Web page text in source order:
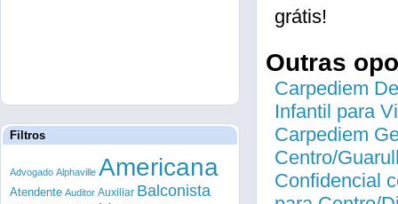
grátis!
Outras
Carpediem
Infantil para
Carpediem
Centro/
Confidencial
Filtros
Advogado Alphaville Americana
Atendente Auditor Auxiliar Balconista